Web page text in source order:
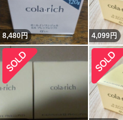
8,480円 4,099円